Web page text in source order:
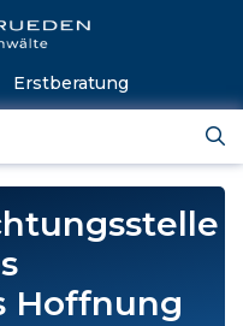
Erstberatung
Hoffnung